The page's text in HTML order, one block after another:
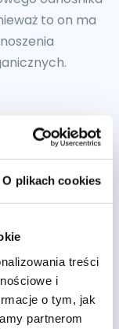
O plikach cookies
treści
i
o tym, jak
partnerom
to on ma